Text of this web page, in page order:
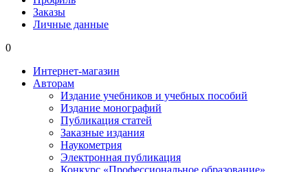
Заказы
Личные данные
0
Интернет-магазин
Авторам
Издание учебников и учебных пособий
Издание монографий
Публикация статей
Заказные издания
Наукометрия
Электронная публикация
Конкурс «Профессиональное образование»